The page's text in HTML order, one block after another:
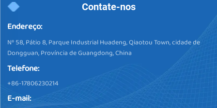
Contate-nos
Endereço:
Nº 58, Pátio 8, Parque Industrial Huadeng, Qiaotou Town, cidade de
Dongguan, Província de Guangdong, China
Telefone:
+86-17806230214
E-mail: